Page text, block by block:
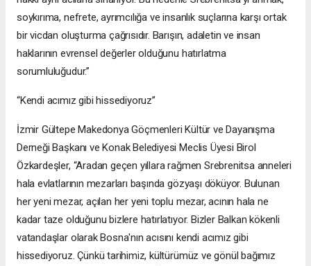
soykırıma, nefrete, ayrımcılığa ve insanlık suçlarına karşı ortak
bir vicdan oluşturma çağrısıdır. Barışın, adaletin ve insan
haklarının evrensel değerler olduğunu hatırlatma
sorumluluğudur.”
“Kendi acımız gibi hissediyoruz”
İzmir Gültepe Makedonya Göçmenleri Kültür ve Dayanışma
Derneği Başkanı ve Konak Belediyesi Meclis Üyesi Birol
Özkardeşler, “Aradan geçen yıllara rağmen Srebrenitsa anneleri
hala evlatlarının mezarları başında gözyaşı döküyor. Bulunan
her yeni mezar, açılan her yeni toplu mezar, acının hala ne
kadar taze olduğunu bizlere hatırlatıyor. Bizler Balkan kökenli
vatandaşlar olarak Bosna'nın acısını kendi acımız gibi
hissediyoruz. Çünkü tarihimiz, kültürümüz ve gönül bağımız